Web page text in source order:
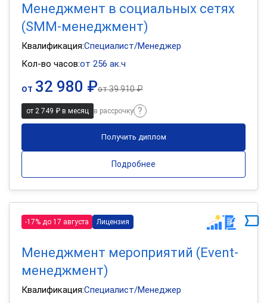
Менеджмент в социальных сетях
(SMM-менеджмент)
Квалификация:Специалист/Менеджер
Кол-во часов:от 256 ак.ч
от 32 980 ₽от39 910 ₽
от 2 749 ₽ в месяц в рассрочку
Получить диплом
Подробнее
-17% до 17 августа Лицензия
Менеджмент мероприятий (Event-
менеджмент)
Квалификация:Специалист/Менеджер